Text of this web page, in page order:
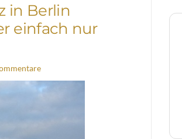
in Berlin
einfach nur